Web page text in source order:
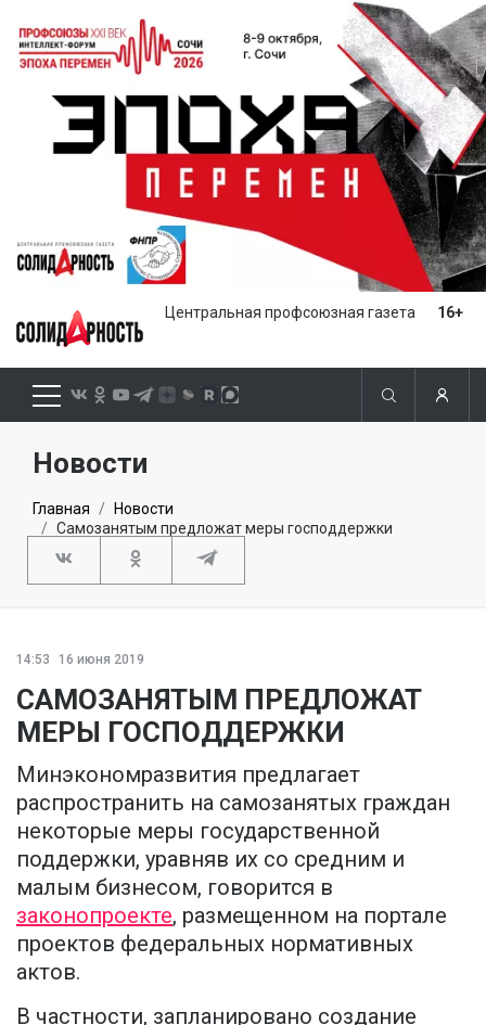
Центральная профсоюзная газета 16+
Новости
Главная
Новости
Самозанятым предложат меры господдержки
14:53 16 июня 2019
САМОЗАНЯТЫМ ПРЕДЛОЖАТ
МЕРЫ ГОСПОДДЕРЖКИ
Минэкономразвития предлагает
распространить на самозанятых граждан
некоторые меры государственной
поддержки, уравняв их со средним и
малым бизнесом, говорится в
законопроекте, размещенном на портале
проектов федеральных нормативных
актов.
В частности, запланировано создание